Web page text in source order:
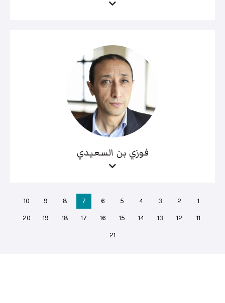
فوزي بن السعيدي
1
2
3
4
5
6
7
8
9
10
11
12
13
14
15
16
17
18
19
20
21